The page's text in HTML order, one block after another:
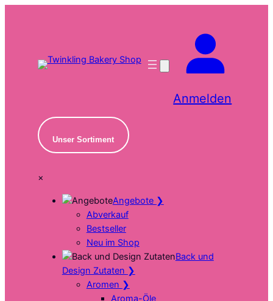
Anmelden
Unser Sortiment
×
Angebote ❯
Abverkauf
Bestseller
Neu im Shop
Back und
Design Zutaten ❯
Aromen ❯
Aroma-Öle